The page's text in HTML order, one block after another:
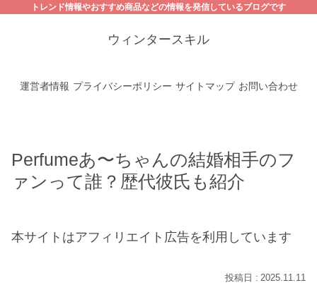
ウィンタースキル
トレンド情報やおすすめ商品などの情報を発信しているブログです
運営者情報 プライバシーポリシー サイトマップ お問い合わせ
Perfumeあ〜ちゃんの結婚相手のフ
ァンって誰？歴代彼氏も紹介
本サイトはアフィリエイト広告を利用しています
2025.11.11